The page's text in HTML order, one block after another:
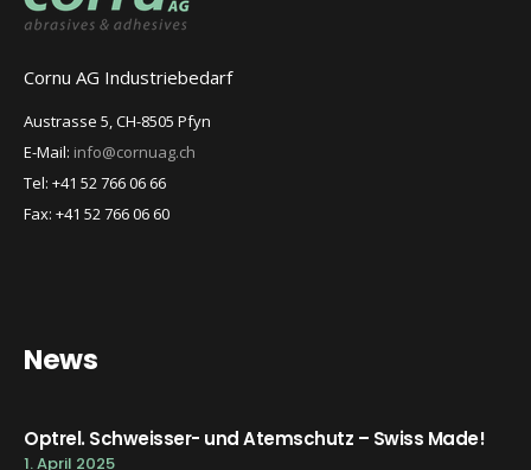
Cornu AG Industriebedarf
Austrasse 5, CH-8505 Pfyn
E-Mail: info@cornuag.ch
Tel: +41 52 766 06 66
Fax: +41 52 766 06 60
News
Optrel. Schweisser- und Atemschutz – Swiss Made!
1. April 2025